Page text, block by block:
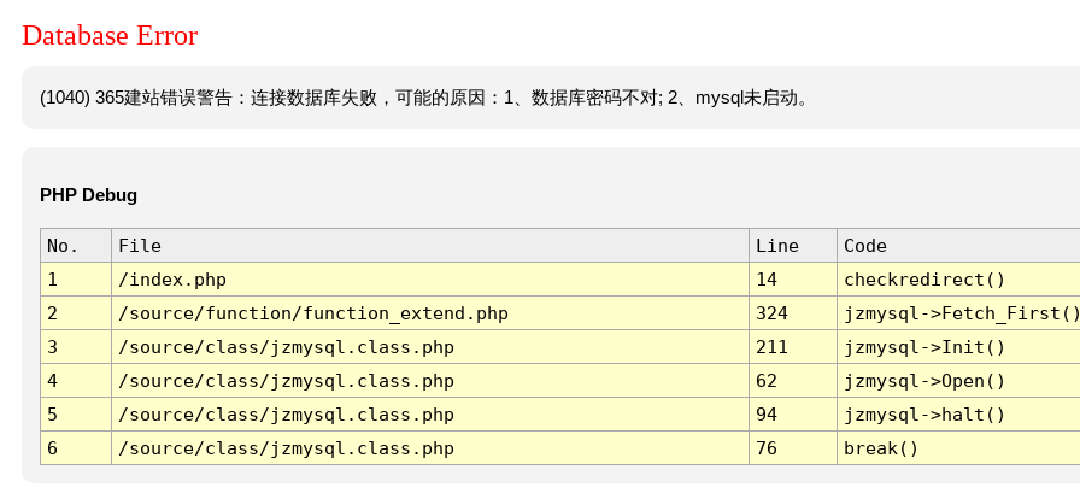
Database Error
(1040) 365建站错误警告：连接数据库失败，可能的原因：1、数据库密码不对; 2、mysql未启动。
PHP Debug
No. File Line
Code
1
/index.php 14
checkredirect()
2
/source/function/function_extend.php 324
jzmysql-
3
/source/class/jzmysql.class.php 211
jzmysql->Init()
4
/source/class/jzmysql.class.php 62
jzmysql->Open()
5
/source/class/jzmysql.class.php 94
jzmysql->halt()
6
/source/class/jzmysql.class.php 76 break()